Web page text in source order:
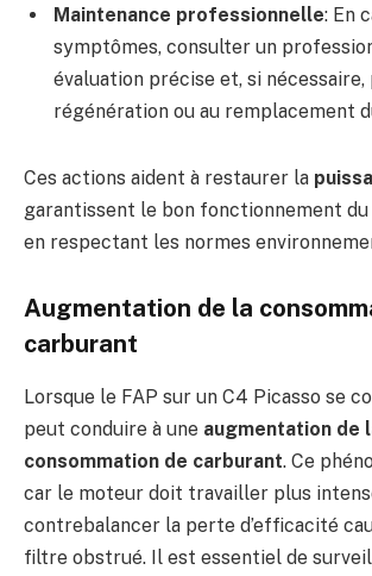
Maintenance professionnelle: En
symptômes, consulter un
évaluation précise et, si nécessaire,
régénération ou au remplacement
Ces actions aident à restaurer la
garantissent le bon fonctionnement
en respectant les normes
Augmentation de la
carburant
Lorsque le FAP sur un C4 Picasso se
peut conduire à une augmentation de
consommation de carburant. Ce
car le moteur doit travailler plus
contrebalancer la perte d’efficacité
filtre obstrué. Il est essentiel de